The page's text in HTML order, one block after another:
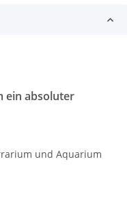
ein absoluter
und Aquarium